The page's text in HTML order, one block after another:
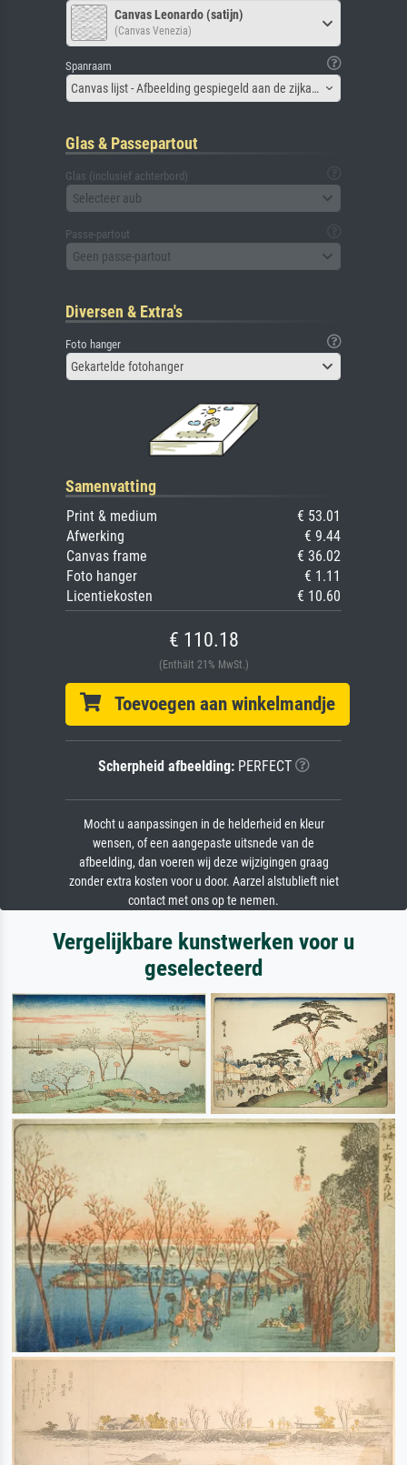
Canvas Leonardo (satijn)
(Canvas Venezia)
Spanraam
Canvas lijst - Afbeelding gespiegeld aan de zijkant
Glas & Passepartout
Glas (inclusief achterbord)
Selecteer aub
Passe-partout
Geen passe-partout
Diversen & Extra's
Foto hanger
Gekartelde fotohanger
Samenvatting
Print & medium
€ 53.01
Afwerking
€ 9.44
Canvas frame
€ 36.02
Foto hanger
€ 1.11
Licentiekosten
€ 10.60
€ 110.18
(Enthält 21% MwSt.)
Toevoegen aan winkelmandje
Scherpheid afbeelding:PERFECT
Mocht u aanpassingen in de helderheid en kleur
wensen, of een aangepaste uitsnede van de
afbeelding, dan voeren wij deze wijzigingen graag
zonder extra kosten voor u door. Aarzel alstublieft niet
contact met ons op te nemen.
Vergelijkbare kunstwerken voor u
geselecteerd